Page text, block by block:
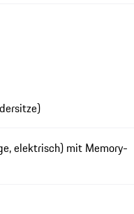
elektrisch) mit Memory-